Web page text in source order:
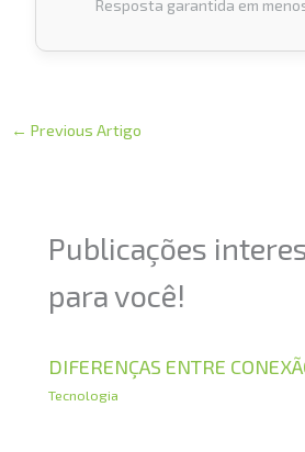
Resposta garantida em
← Previous Artigo
Publicações
para você!
DIFERENÇAS ENTRE
Tecnologia